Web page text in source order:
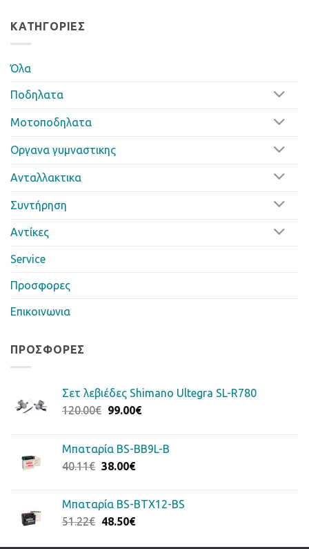
ΚΑΤΗΓΟΡΊΕΣ
Όλα
Ποδηλατα
Μοτοποδηλατα
Οργανα γυμναστικης
Ανταλλακτικα
Συντήρηση
Αντίκες
Service
Προσφορες
Επικοινωνια
ΠΡΟΣΦΟΡΈΣ
Σετ λεβιέδες Shimano Ultegra SL-R780
120.00€ Original
120.00€.
99.00€Η
είναι:
Μπαταρία BS-BB9L-B
40.11€ Original
40.11€.
38.00€Η
είναι:
38.00€.
Μπαταρία BS-BTX12-BS
51.22€ Original
48.50€Η